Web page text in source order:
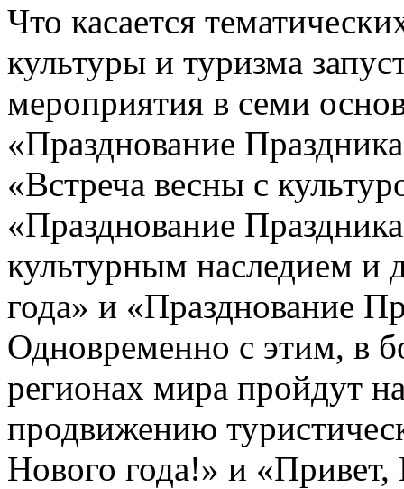
Что касается
культуры и туризма
мероприятия в семи
«Празднование
«Встреча весны с
«Празднование
культурным наследием и
года» и «Празднование
Одновременно с этим, в
регионах мира пройдут
продвижению
Нового года!» и